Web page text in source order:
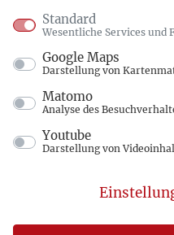
Standard
Wesentliche Services und
Google Maps
Darstellung von
Matomo
Analyse des
Youtube
Darstellung von